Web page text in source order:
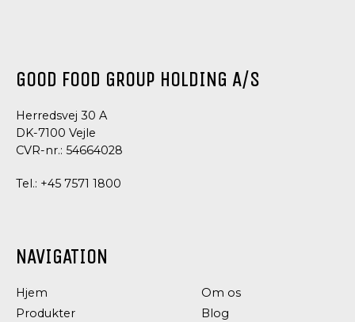
GOOD FOOD GROUP HOLDING A/S
Herredsvej 30 A
DK-7100 Vejle
CVR-nr.: 54664028
Tel.: +45 7571 1800
NAVIGATION
Hjem
Produkter
Om os
Blog